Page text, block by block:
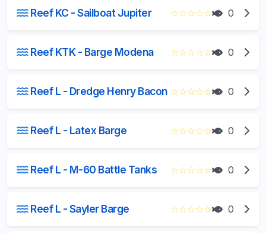
Reef KC - Sailboat Jupiter ☆☆☆☆☆ 0
Reef KTK - Barge Modena ☆☆☆☆☆ 0
Reef L - Dredge Henry Bacon ☆☆☆☆☆ 0
Reef L - Latex Barge ☆☆☆☆☆ 0
Reef L - M-60 Battle Tanks ☆☆☆☆☆ 0
Reef L - Sayler Barge ☆☆☆☆☆ 0